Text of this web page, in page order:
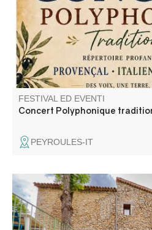
FESTIVAL ED EVENTI
Concert Polyphonique
PEYROULES-IT
La Compagnie Totem et le Gîte
invitent à une soirée théâtre !!
"Pauvreté, Richesse, Homme et